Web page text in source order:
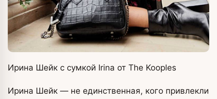
Ирина Шейк с сумкой Irina от The Kooples
Ирина Шейк — не единственная, кого привлекли